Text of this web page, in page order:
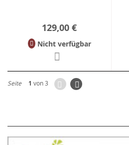
129,00 €
Nicht verfügbar
Seite 1 von 3 ZurückSeite
Weiter